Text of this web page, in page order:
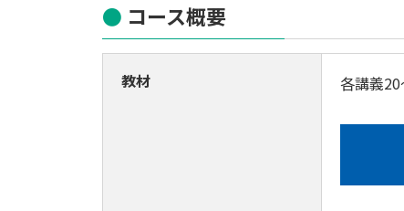
コース概要
教材 各講義